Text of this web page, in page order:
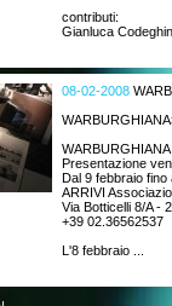
contributi:
Gianluca
08-02-2008
WARBURGHIANA
Presentazione
Dal 9 febbraio fino
ARRIVI
Via Botticelli 8/A -
+39 02.36562537
L'8 febbraio ...